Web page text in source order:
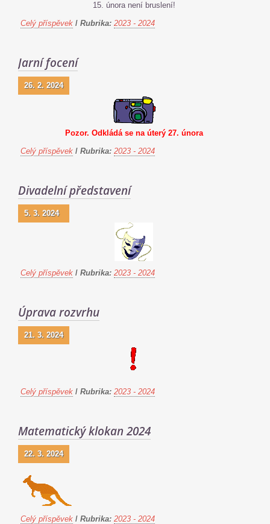
15. února není bruslení!
Celý příspěvek / Rubrika: 2023 - 2024
Jarní focení
26. 2. 2024
Pozor. Odkládá se na úterý 27. února
Celý příspěvek / Rubrika: 2023 - 2024
Divadelní představení
5. 3. 2024
Celý příspěvek / Rubrika: 2023 - 2024
Úprava rozvrhu
21. 3. 2024
Celý příspěvek / Rubrika: 2023 - 2024
Matematický klokan 2024
22. 3. 2024
Celý příspěvek / Rubrika: 2023 - 2024